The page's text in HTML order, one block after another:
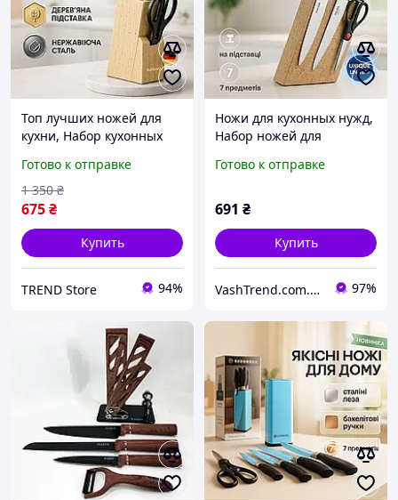
Топ лучших ножей для
кухни, Набор кухонных
Кухонный нож
универсальный OZ-61
Готово к отправке
675₴
1 350 ₴
Купить
TREND Store 94%
Ножи для кухонных нужд,
Набор ножей для
Кухонные ножи
Готово к отправке
691 ₴
Купить
VashTrend.com.ua - Рознично-оптовый интернет магазин! 97%